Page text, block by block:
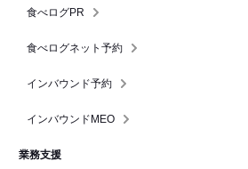
食べログPR
食べログネット予約
インバウンド予約
インバウンドMEO
業務支援